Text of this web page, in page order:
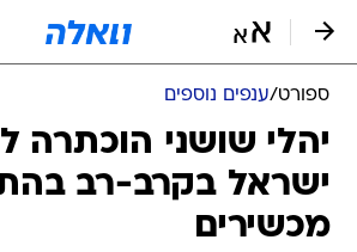
ספורט/ענפים נוספים
יהלי שושני הוכתרה
ישראל בקרב-רב
מכשירים